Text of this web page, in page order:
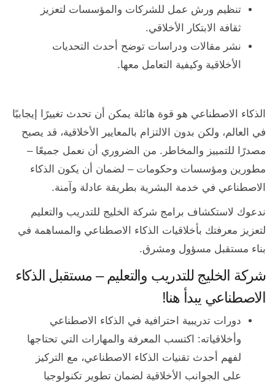
تنظيم ورش عمل للشركات والمؤسسات لتعزيز
ثقافة الابتكار الأخلاقي.
نشر مقالات ودراسات توضح أحدث التحديات
الأخلاقية وكيفية التعامل معها.
الذكاء الاصطناعي هو قوة هائلة يمكن أن تحدث تغييرًا إيجابيًا
في العالم، ولكن بدون الالتزام بالمعايير الأخلاقية، قد يصبح
مصدرًا للتمييز والمخاطر. من الضروري أن نعمل جميعًا –
مطورين ومؤسسات وحكومات – لضمان أن يكون الذكاء
الاصطناعي في خدمة البشرية بطريقة عادلة وآمنة.
ندعوك لاستكشاف برامج شركة الخليج للتدريب والتعليم
لتعزيز معرفتك بأخلاقيات الذكاء الاصطناعي والمساهمة في
بناء مستقبل مسؤول ومشرق.
شركة الخليج للتدريب والتعليم – مستقبل الذكاء
الاصطناعي يبدأ هنا!
دورات تدريبية احترافية في الذكاء الاصطناعي
وأخلاقياته: اكتسب المعرفة والمهارات التي تحتاجها
لفهم أحدث تقنيات الذكاء الاصطناعي، مع التركيز
على الجوانب الأخلاقية لضمان تطوير تكنولوجيا